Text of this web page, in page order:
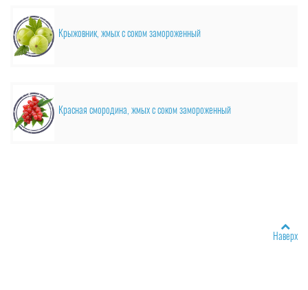
Крыжовник, жмых с соком замороженный
Красная смородина, жмых с соком замороженный
Наверх